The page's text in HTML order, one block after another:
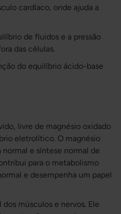
cardíaco, onde ajuda a
de fluidos e a pressão
das células.
do equilíbrio ácido-base
livre de magnésio oxidado
eletrolítico. O magnésio
e síntese normal de
para o metabolismo
e desempenha um papel
músculos e nervos. Ele